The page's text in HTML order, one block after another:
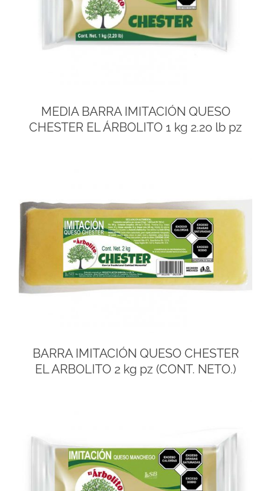
MEDIA BARRA IMITACIÓN QUESO
CHESTER EL ÁRBOLITO 1 kg 2.20 lb pz
BARRA IMITACIÓN QUESO CHESTER
EL ARBOLITO 2 kg pz (CONT. NETO.)